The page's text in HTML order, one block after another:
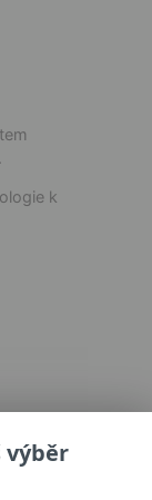
k
výběr